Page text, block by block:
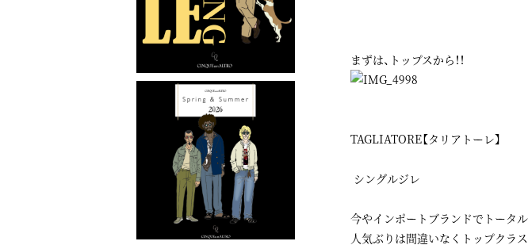
まずは、トップスから！！
TAGLIATORE【タリアトーレ】
シングルジレ
今やインポートブランドでトータ
人気ぶりは間違いなくトップクラス